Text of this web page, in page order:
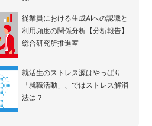
従業員における生成AIへの認識と
利用頻度の関係分析【分析報告】
総合研究所推進室
就活生のストレス源はやっぱり
「就職活動」、ではストレス解消
法は？